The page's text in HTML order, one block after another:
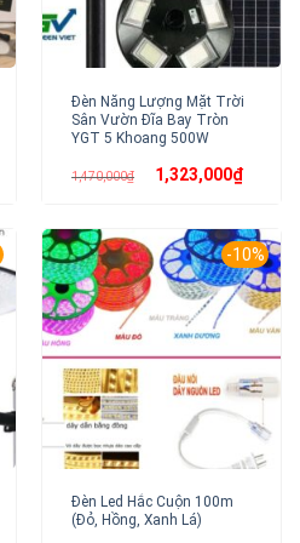
Đèn Năng Lượng Mặt Trời
Sân Vườn Đĩa Bay Tròn
YGT 5 Khoang 500W
1,470,000₫ Giá
gốc1,323,000₫Giá
hiện
-10%
Đèn Led Hắc Cuộn 100m
(Đỏ, Hồng, Xanh Lá)